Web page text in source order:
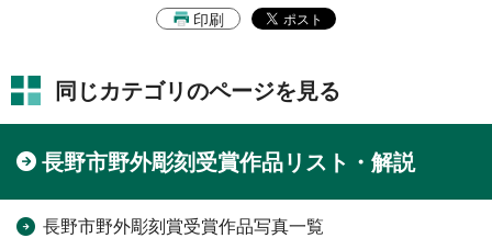
印刷
同じカテゴリのページを見る
長野市野外彫刻受賞作品リスト・解説
長野市野外彫刻賞受賞作品写真一覧